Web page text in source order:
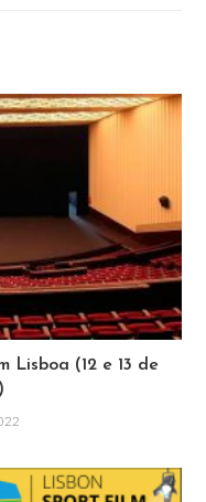
Lisboa (12 e 13 de